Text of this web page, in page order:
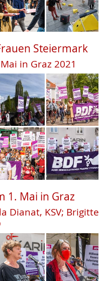
Steiermark
in Graz 2021
1. Mai in Graz
Dianat, KSV; Brigitte